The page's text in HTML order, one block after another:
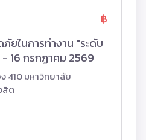
ยในการทำงาน "ระดับ
16 กรกฏาคม 2569
410 มหาวิทยาลัย
สิต